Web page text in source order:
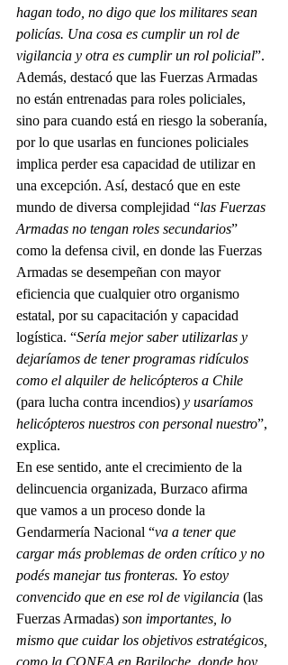
hagan todo, no digo que los militares sean
policías. Una cosa es cumplir un rol de
vigilancia y otra es cumplir un rol policial”.
Además, destacó que las Fuerzas Armadas
no están entrenadas para roles policiales,
sino para cuando está en riesgo la soberanía,
por lo que usarlas en funciones policiales
implica perder esa capacidad de utilizar en
una excepción. Así, destacó que en este
mundo de diversa complejidad “las Fuerzas
Armadas no tengan roles secundarios”
como la defensa civil, en donde las Fuerzas
Armadas se desempeñan con mayor
eficiencia que cualquier otro organismo
estatal, por su capacitación y capacidad
logística. “Sería mejor saber utilizarlas y
dejaríamos de tener programas ridículos
como el alquiler de helicópteros a Chile
(para lucha contra incendios) y usaríamos
helicópteros nuestros con personal nuestro”,
explica.
En ese sentido, ante el crecimiento de la
delincuencia organizada, Burzaco afirma
que vamos a un proceso donde la
Gendarmería Nacional “va a tener que
cargar más problemas de orden crítico y no
podés manejar tus fronteras. Yo estoy
convencido que en ese rol de vigilancia (las
Fuerzas Armadas) son importantes, lo
mismo que cuidar los objetivos estratégicos,